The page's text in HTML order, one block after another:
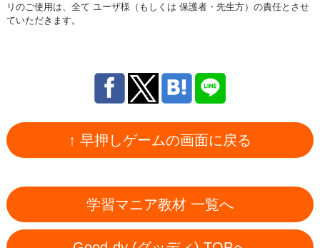
リのご使用は、全て ユーザ様（もしくは 保護者・先生方）の責任とさせ
ていただきます。
↑ 早押しゲームの画面に戻る
学習マニア教材 一覧へ